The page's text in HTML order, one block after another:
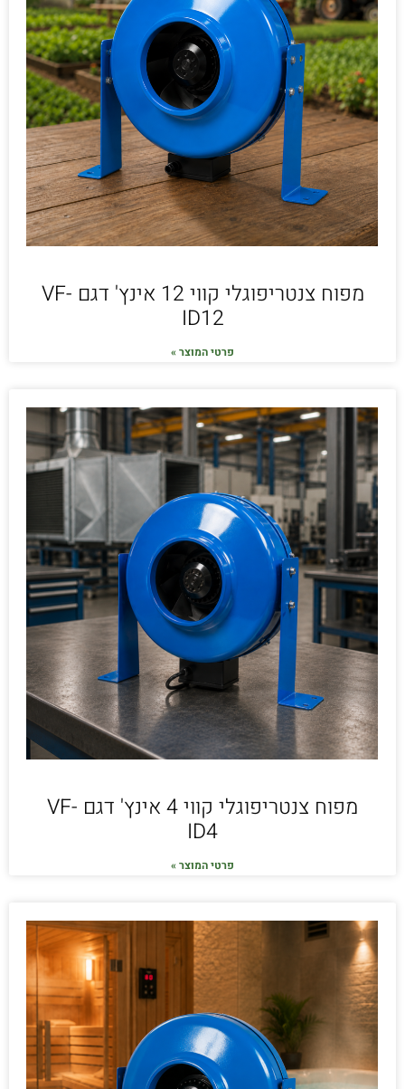
מפוח צנטריפוגלי קווי 12 אינץ' דגם VF-
ID12
פרטי המוצר »
מפוח צנטריפוגלי קווי 4 אינץ' דגם VF-
ID4
פרטי המוצר »